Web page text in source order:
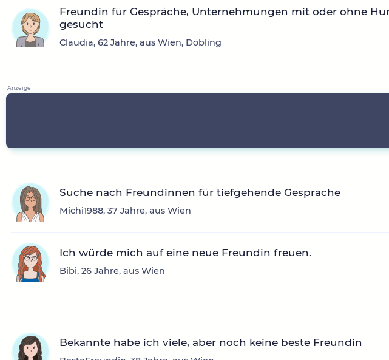
Freundin für Gespräche, Unternehmungen mit oder ohne
gesucht
Claudia, 62 Jahre, aus Wien, Döbling
Suche nach Freundinnen für tiefgehende Gespräche
Michi1988, 37 Jahre, aus Wien
Ich würde mich auf eine neue Freundin freuen.
Bibi, 26 Jahre, aus Wien
Bekannte habe ich viele, aber noch keine beste Freundin